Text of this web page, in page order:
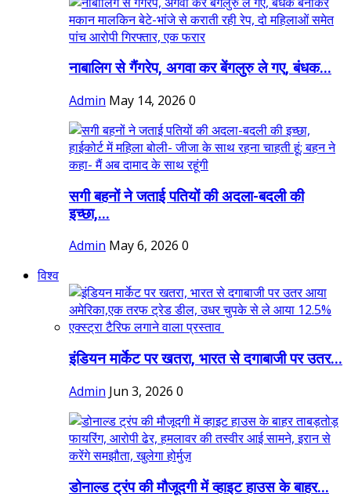
नाबालिग से गैंगरेप, अगवा कर बेंगलुरु ले गए, बंधक...
Admin May 14, 2026 0
सगी बहनों ने जताई पतियों की अदला-बदली की
इच्छा,...
Admin May 6, 2026 0
विश्व
इंडियन मार्केट पर खतरा, भारत से दगाबाजी पर उतर...
Admin Jun 3, 2026 0
डोनाल्ड ट्रंप की मौजूदगी में व्हाइट हाउस के बाहर...